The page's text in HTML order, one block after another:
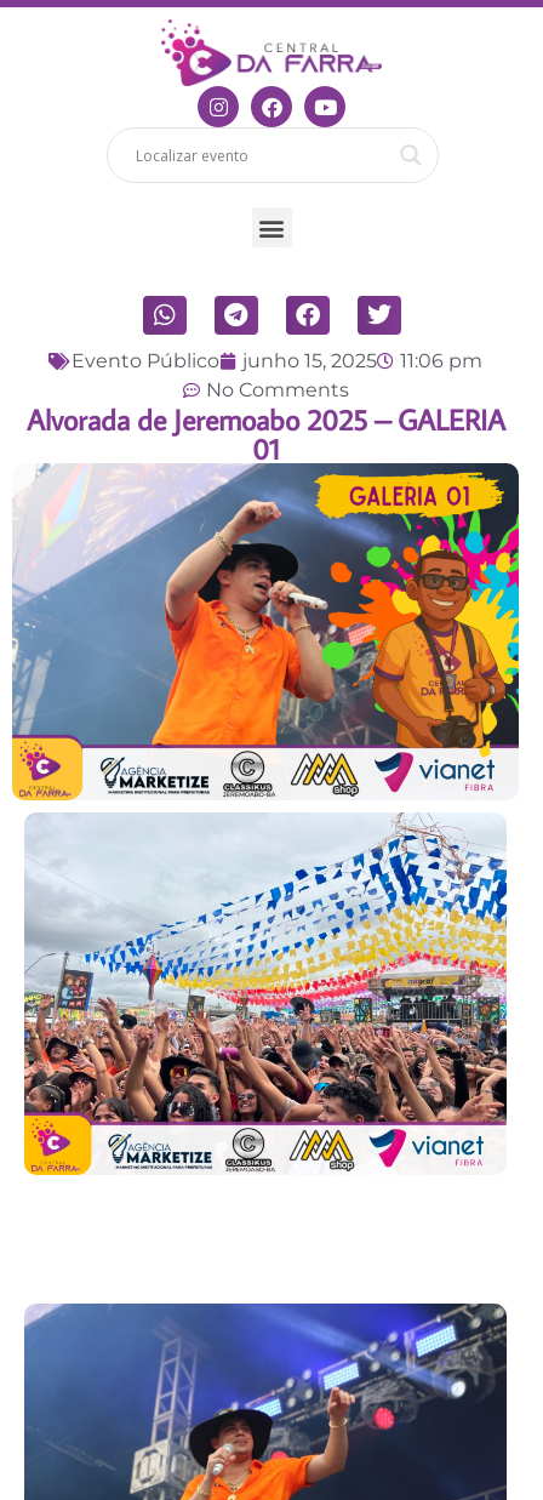
Evento Público junho 15, 2025
11:06 pm
No Comments
Alvorada de Jeremoabo 2025 – GALERIA
01